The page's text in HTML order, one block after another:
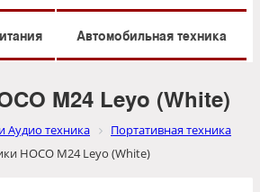
Автомобильная техника
M24 Leyo (White)
Аудио техника
Портативная техника
HOCO M24 Leyo (White)